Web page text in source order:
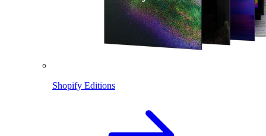
Shopify Editions